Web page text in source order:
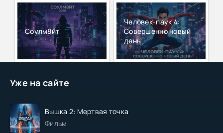
Уже на сайте
Вышка 2: Мертвая точка
Фильм
Соулм8йт
Человек-паук 4:
Совершенно новый
день